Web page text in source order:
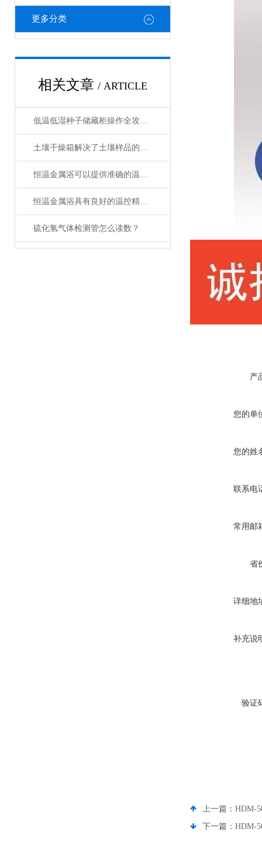
更多分类
相关文章 / ARTICLE
低温低湿种子储藏柜操作全攻略：从准备到维护的标准化流程
土壤干燥箱解决了土壤样品的制备工作效率底的问题
恒温金属浴可以提供准确的温度控制和恒温条件
恒温金属浴具有良好的温控精度和均匀性
硫化氢气体检测管怎么读数？
产
您的单
您的姓
联系电
常用邮
省
详细地
补充说
验证
上一篇： HDM-
下一篇： HDM-